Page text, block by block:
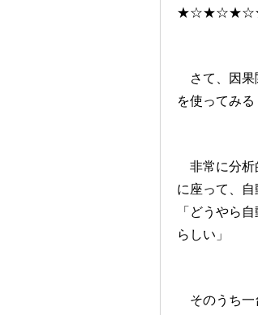
さて、因果
を使ってみる
非常に分析
に座って、
「どうやら
らしい」
そのうち一